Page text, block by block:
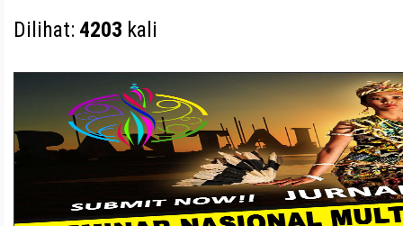
Dilihat: 4203 kali